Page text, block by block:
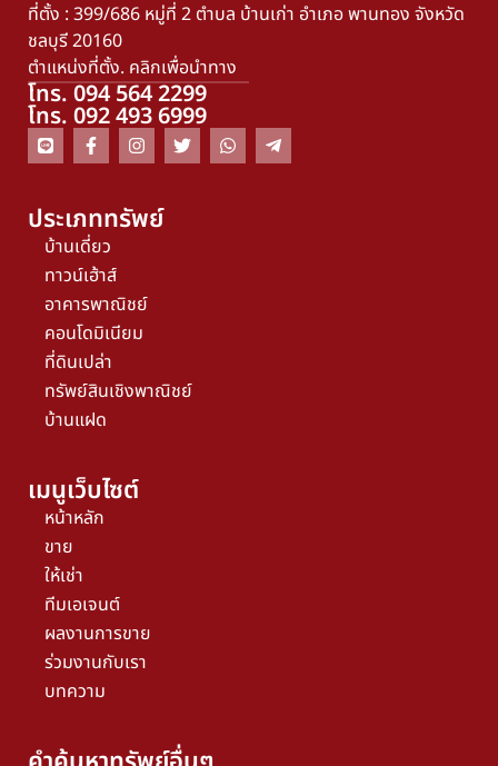
ที่ตั้ง : 399/686 หมู่ที่ 2 ตำบล บ้านเก่า อำเภอ พานทอง จังหวัด
ชลบุรี 20160
ตำแหน่งที่ตั้ง. คลิกเพื่อนำทาง
โทร. 094 564 2299
โทร. 092 493 6999
ประเภททรัพย์
บ้านเดี่ยว
ทาวน์เฮ้าส์
อาคารพาณิชย์
คอนโดมิเนียม
ที่ดินเปล่า
ทรัพย์สินเชิงพาณิชย์
บ้านแฝด
เมนูเว็บไซต์
หน้าหลัก
ขาย
ให้เช่า
ทีมเอเจนต์
ผลงานการขาย
ร่วมงานกับเรา
บทความ